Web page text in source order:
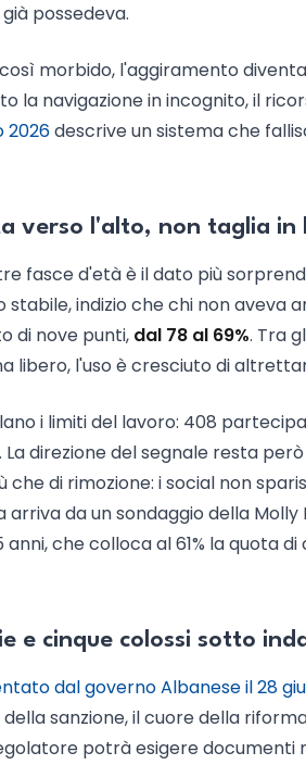
possedeva.
morbido, l'aggiramento
la navigazione in incognito, il
2026descrive un sistema che
verso l'alto, non taglia in
fasce d'età è il dato più
stabile, indizio che chi non
di nove punti, dal 78 al 69%. Tra
libero, l'uso è cresciuto di
i limiti del lavoro: 408
direzione del segnale resta
di rimozione: i social non
arriva da un sondaggio della
anni, che colloca al 61% la
e cinque colossi sotto
dal governo Albanese il 28
sanzione, il cuore della
potrà esigere